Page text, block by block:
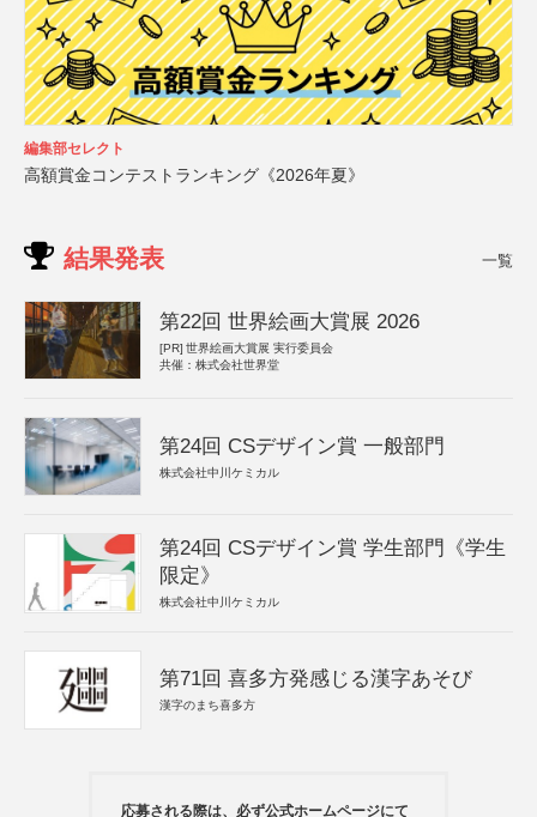
編集部セレクト
高額賞金コンテストランキング《2026年夏》
結果発表 一覧
第22回 世界絵画大賞展 2026
[PR] 世界絵画大賞展 実行委員会
共催：株式会社世界堂
第24回 CSデザイン賞 一般部門
株式会社中川ケミカル
第24回 CSデザイン賞 学生部門《学生
限定》
株式会社中川ケミカル
第71回 喜多方発感じる漢字あそび
漢字のまち喜多方
応募される際は、必ず公式ホームページにて